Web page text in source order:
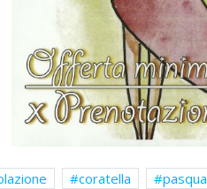
coratella pasqua